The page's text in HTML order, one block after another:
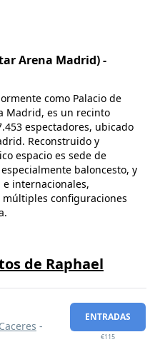
Arena Madrid) -
como Palacio de
Madrid, es un recinto
espectadores, ubicado
Reconstruido y
espacio es sede de
baloncesto, y
internacionales,
configuraciones
de Raphael
-
ENTRADAS
€115